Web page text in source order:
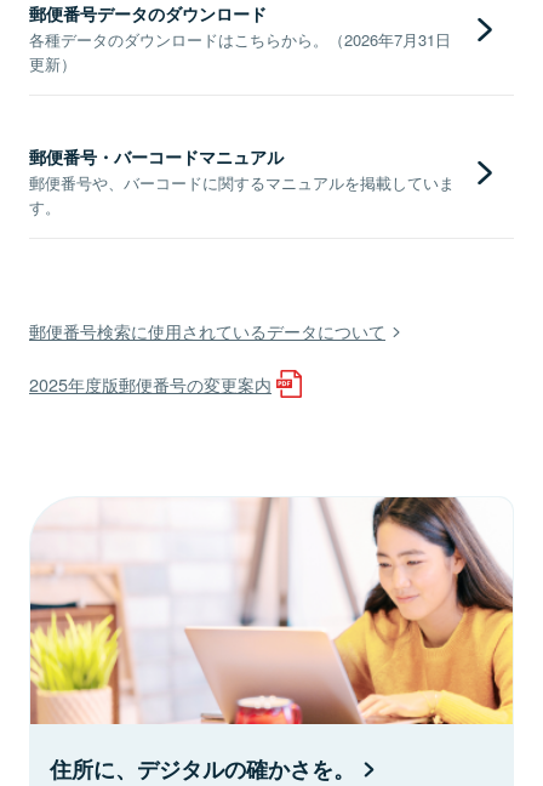
郵便番号データのダウンロード
各種データのダウンロードはこちらから。（2026年7月31日
更新）
郵便番号・バーコードマニュアル
郵便番号や、バーコードに関するマニュアルを掲載していま
す。
郵便番号検索に使用されているデータについて
2025年度版郵便番号の変更案内
住所に、デジタルの確かさを。